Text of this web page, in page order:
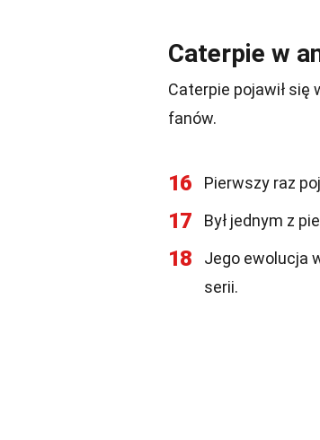
Caterpie w
Caterpie pojawił się
fanów.
16 Pierwszy raz
17 Był jednym z
18
Jego ewolucja
serii.